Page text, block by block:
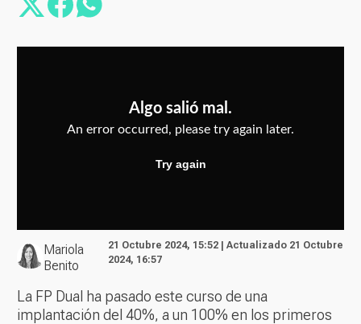
Mariola
Benito
21 Octubre 2024, 15:52 | Actualizado 21 Octubre
2024, 16:57
La FP Dual ha pasado este curso de una
implantación del 40%, a un 100% en los primeros